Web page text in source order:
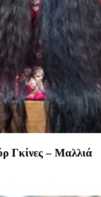
Γκίνες – Μαλλιά